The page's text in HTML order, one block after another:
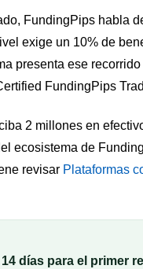
FundingPips habla
exige un 10% de
presenta ese
FundingPips
2 millones en
ecosistema de
revisar Plataformas
días para el primer